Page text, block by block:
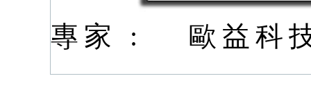
專家 : 歐益科